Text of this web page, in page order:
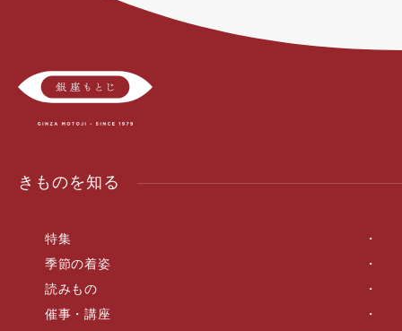
きものを知る
特集
季節の着姿
読みもの
催事・講座